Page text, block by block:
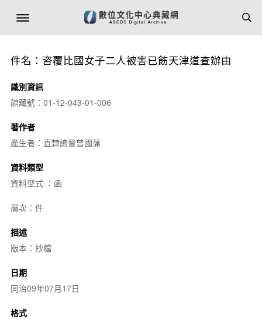
件名：咨覆比國女子二人被害已飭天津道查辦由
識別資訊
館藏號：01-12-043-01-006
著作者
產生者：直隸總督曾國藩
資料類型
資料型式 ：函
層次：件
描述
版本：抄檔
日期
同治09年07月17日
格式